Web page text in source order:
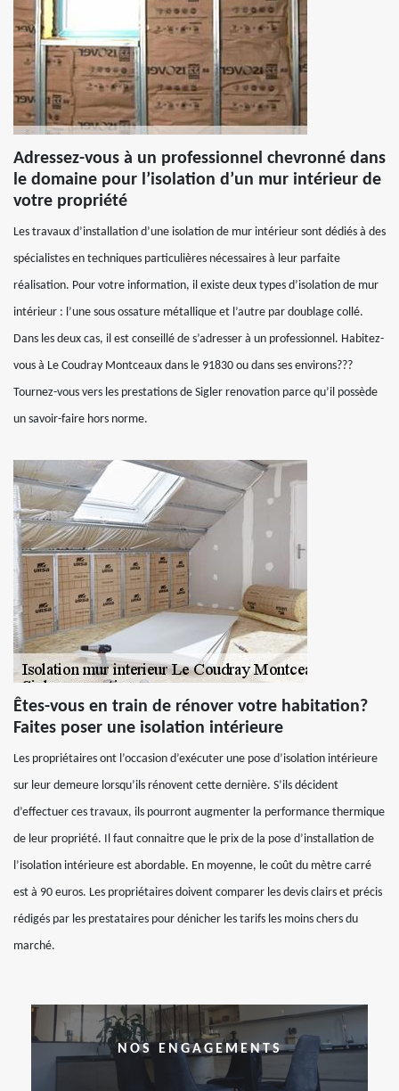
Adressez-vous à un professionnel chevronné dans
le domaine pour l’isolation d’un mur intérieur de
votre propriété
Les travaux d’installation d’une isolation de mur intérieur sont dédiés à des
spécialistes en techniques particulières nécessaires à leur parfaite
réalisation. Pour votre information, il existe deux types d’isolation de mur
intérieur : l’une sous ossature métallique et l’autre par doublage collé.
Dans les deux cas, il est conseillé de s’adresser à un professionnel. Habitez-
vous à Le Coudray Montceaux dans le 91830 ou dans ses environs???
Tournez-vous vers les prestations de Sigler renovation parce qu’il possède
un savoir-faire hors norme.
Êtes-vous en train de rénover votre habitation?
Faites poser une isolation intérieure
Les propriétaires ont l’occasion d’exécuter une pose d’isolation intérieure
sur leur demeure lorsqu’ils rénovent cette dernière. S’ils décident
d’effectuer ces travaux, ils pourront augmenter la performance thermique
de leur propriété. Il faut connaitre que le prix de la pose d’installation de
l’isolation intérieure est abordable. En moyenne, le coût du mètre carré
est à 90 euros. Les propriétaires doivent comparer les devis clairs et précis
rédigés par les prestataires pour dénicher les tarifs les moins chers du
marché.
NOS ENGAGEMENTS